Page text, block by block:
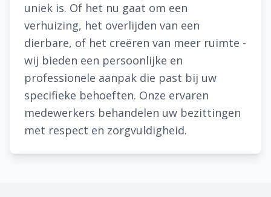
uniek is. Of het nu gaat om een
verhuizing, het overlijden van een
dierbare, of het creëren van meer ruimte -
wij bieden een persoonlijke en
professionele aanpak die past bij uw
specifieke behoeften. Onze ervaren
medewerkers behandelen uw bezittingen
met respect en zorgvuldigheid.